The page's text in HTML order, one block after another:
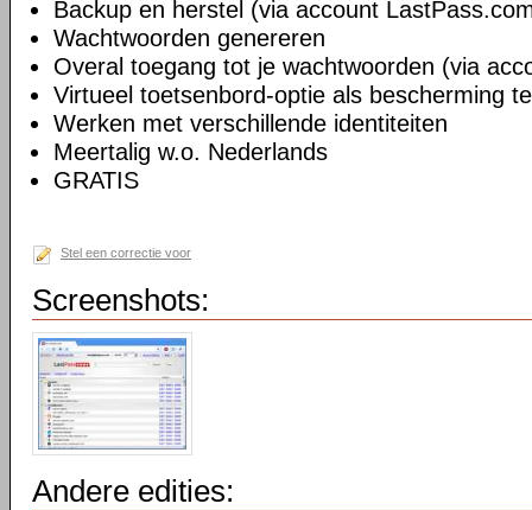
Backup en herstel (via account
Wachtwoorden genereren
Overal toegang tot je wachtwoorden (via
Virtueel toetsenbord-optie als bescherming
Werken met verschillende identiteiten
Meertalig w.o. Nederlands
GRATIS
Stel een correctie voor
Screenshots:
Andere edities: